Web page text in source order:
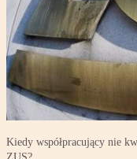
Kiedy współpracujący nie